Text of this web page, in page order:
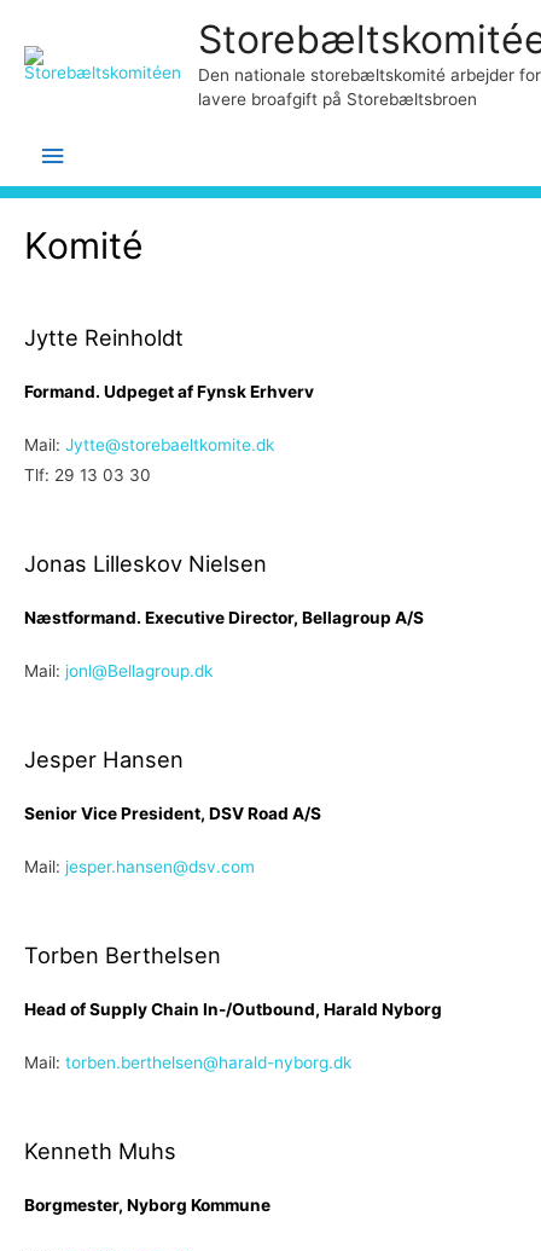
Den nationale storebæltskomité arbejder for
lavere broafgift på Storebæltsbroen
Hovedmenu
Komité
Jytte Reinholdt
Formand. Udpeget af Fynsk Erhverv
Mail: Jytte@storebaeltkomite.dk
Tlf: 29 13 03 30
Jonas Lilleskov Nielsen
Næstformand. Executive Director, Bellagroup A/S
Mail: jonl@Bellagroup.dk
Jesper Hansen
Senior Vice President, DSV Road A/S
Mail: jesper.hansen@dsv.com
Torben Berthelsen
Head of Supply Chain In-/Outbound, Harald Nyborg
Mail: torben.berthelsen@harald-nyborg.dk
Kenneth Muhs
Borgmester, Nyborg Kommune